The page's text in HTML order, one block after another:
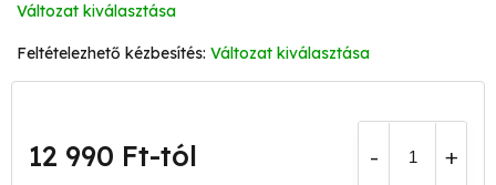
Változat kiválasztása
Változat kiválasztása
12 990 Ft-tól